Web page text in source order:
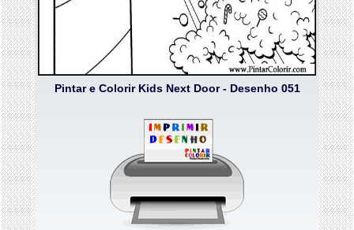
Pintar e Colorir Kids Next Door - Desenho 051